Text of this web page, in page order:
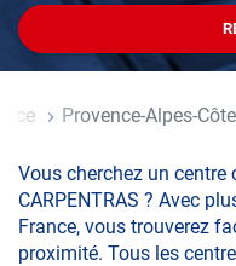
recherche
Provence-Alpes-
Vous cherchez un centre
CARPENTRAS ? Avec
France, vous trouverez
proximité. Tous les